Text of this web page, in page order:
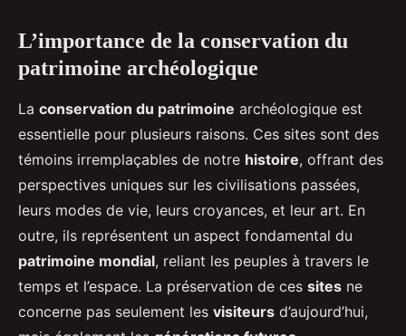
L’importance de la conservation du
patrimoine archéologique
La conservation du patrimoine archéologique est
essentielle pour plusieurs raisons. Ces sites sont des
témoins irremplaçables de notre histoire, offrant des
perspectives uniques sur les civilisations passées,
leurs modes de vie, leurs croyances, et leur art. En
outre, ils représentent un aspect fondamental du
patrimoine mondial, reliant les peuples à travers le
temps et l’espace. La préservation de ces sites ne
concerne pas seulement les visiteurs d’aujourd’hui,